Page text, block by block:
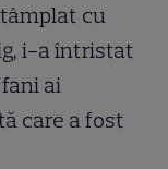
cu
i-a întristat
ai
care a fost